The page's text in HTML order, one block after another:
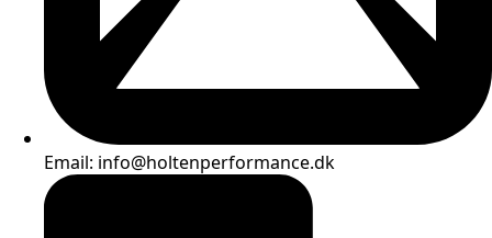
Email: info@holtenperformance.dk